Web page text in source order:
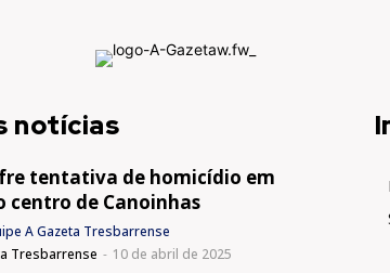
notícias
tentativa de homicídio em
centro de Canoinhas
Tresbarrense - 10 de abril de 2025